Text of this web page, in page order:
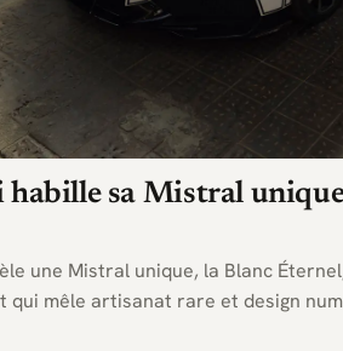
sa Mistral
une Mistral unique, la Blanc
qui mêle artisanat rare et design